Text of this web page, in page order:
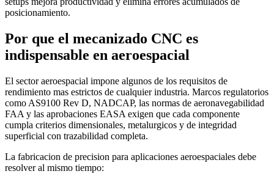
posicionamiento.
Por que el mecanizado CNC es
indispensable en aeroespacial
El sector aeroespacial impone algunos de los requisitos de
rendimiento mas estrictos de cualquier industria. Marcos regulatorios
como AS9100 Rev D, NADCAP, las normas de aeronavegabilidad
FAA y las aprobaciones EASA exigen que cada componente
cumpla criterios dimensionales, metalurgicos y de integridad
superficial con trazabilidad completa.
La fabricacion de precision para aplicaciones aeroespaciales debe
resolver al mismo tiempo: